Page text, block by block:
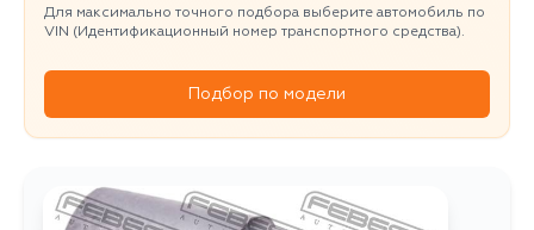
Для максимально точного подбора выберите автомобиль по
VIN (Идентификационный номер транспортного средства).
Подбор по модели